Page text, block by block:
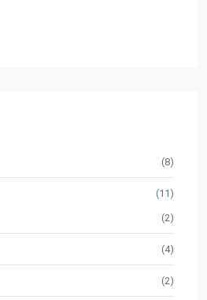
(8)
(11)
(2)
(4)
(2)